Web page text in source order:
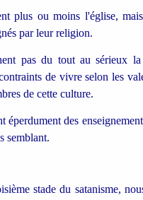
plus ou moins l'église,
par leur religion.
pas du tout au sérieux
de vivre selon les
de cette culture.
éperdument des
semblant.
stade du satanisme,